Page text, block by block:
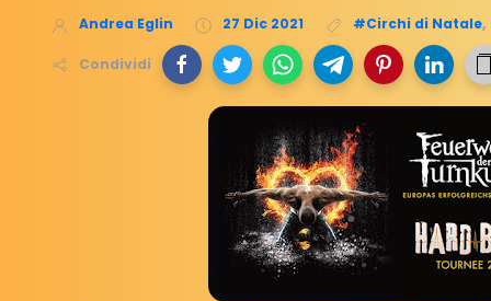
Andrea Eglin 27 Dic 2021 #Circhi di Natale,
Condividi